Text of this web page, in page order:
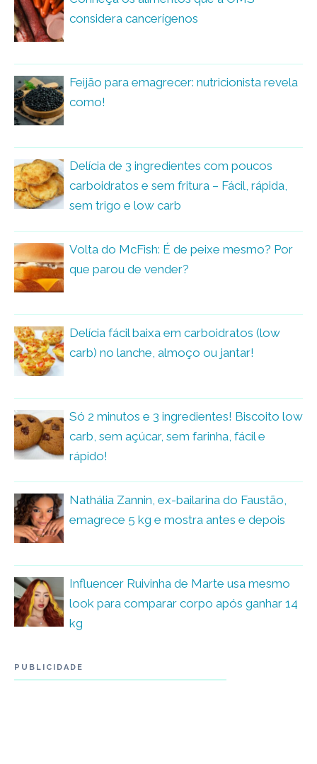
considera cancerígenos
Feijão para emagrecer: nutricionista revela
como!
Delícia de 3 ingredientes com poucos
carboidratos e sem fritura – Fácil, rápida,
sem trigo e low carb
Volta do McFish: É de peixe mesmo? Por
que parou de vender?
Delícia fácil baixa em carboidratos (low
carb) no lanche, almoço ou jantar!
Só 2 minutos e 3 ingredientes! Biscoito low
carb, sem açúcar, sem farinha, fácil e
rápido!
Nathália Zannin, ex-bailarina do Faustão,
emagrece 5 kg e mostra antes e depois
Influencer Ruivinha de Marte usa mesmo
look para comparar corpo após ganhar 14
kg
PUBLICIDADE